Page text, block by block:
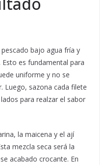
bajo agua fría y
es fundamental para
uniforme y no se
Luego, sazona cada filete
para realzar el sabor
la maicena y el ají
mezcla seca será la
acabado crocante. En